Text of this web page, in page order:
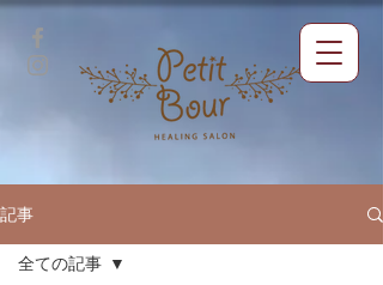
記事
全ての記事